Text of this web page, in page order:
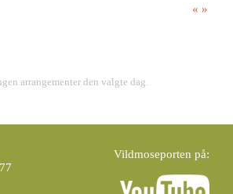
« »
arrangementer den valgte dag.
Vildmoseporten på: